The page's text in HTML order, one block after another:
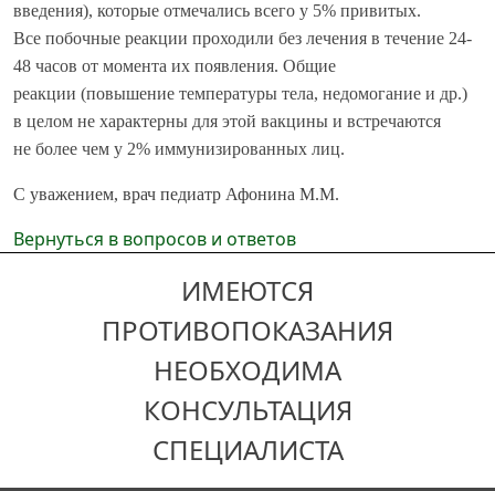
введения), которые отмечались всего у 5% привитых.
Все побочные реакции проходили без лечения в течение 24-
48 часов от момента их появления. Общие
реакции (повышение температуры тела, недомогание и др.)
в целом не характерны для этой вакцины и встречаются
не более чем у 2% иммунизированных лиц.
С уважением, врач педиатр Афонина М.М.
Вернуться в вопросов и ответов
ИМЕЮТСЯ
ПРОТИВОПОКАЗАНИЯ
НЕОБХОДИМА
КОНСУЛЬТАЦИЯ
СПЕЦИАЛИСТА